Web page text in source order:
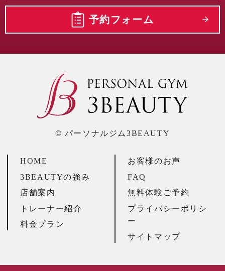
予約フォーム
© パーソナルジム3BEAUTY
HOME
3BEAUTYの強み
店舗案内
トレーナー紹介
料金プラン
お客様のお声
FAQ
無料体験ご予約
プライバシーポリシ
ー
サイトマップ